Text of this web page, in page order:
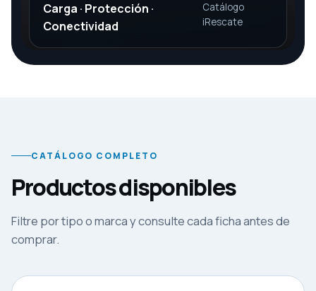
Carga · Protección ·
Conectividad
Catálogo
iRescate
CATÁLOGO COMPLETO
Productos disponibles
Filtre por tipo o marca y consulte cada ficha antes de
comprar.